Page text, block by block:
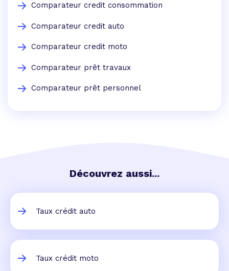
Comparateur credit consommation
Comparateur credit auto
Comparateur credit moto
Comparateur prêt travaux
Comparateur prêt personnel
Découvrez aussi...
Taux crédit auto
Taux crédit moto